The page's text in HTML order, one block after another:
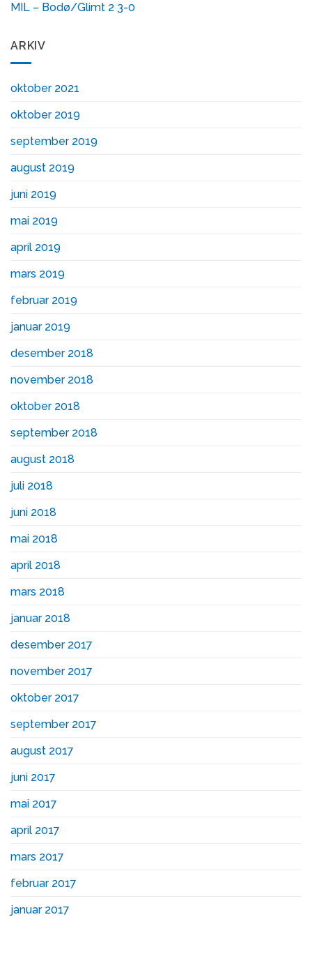
MIL – Bodø/Glimt 2 3-0
ARKIV
oktober 2021
oktober 2019
september 2019
august 2019
juni 2019
mai 2019
april 2019
mars 2019
februar 2019
januar 2019
desember 2018
november 2018
oktober 2018
september 2018
august 2018
juli 2018
juni 2018
mai 2018
april 2018
mars 2018
januar 2018
desember 2017
november 2017
oktober 2017
september 2017
august 2017
juni 2017
mai 2017
april 2017
mars 2017
februar 2017
januar 2017